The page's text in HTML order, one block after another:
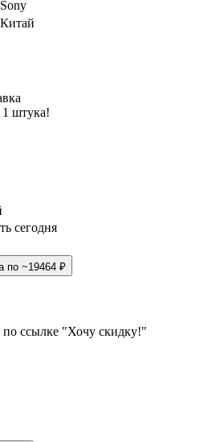
Sony
Китай
1 штука!
сегодня
по ~19464 ₽
ссылке "Хочу скидку!"